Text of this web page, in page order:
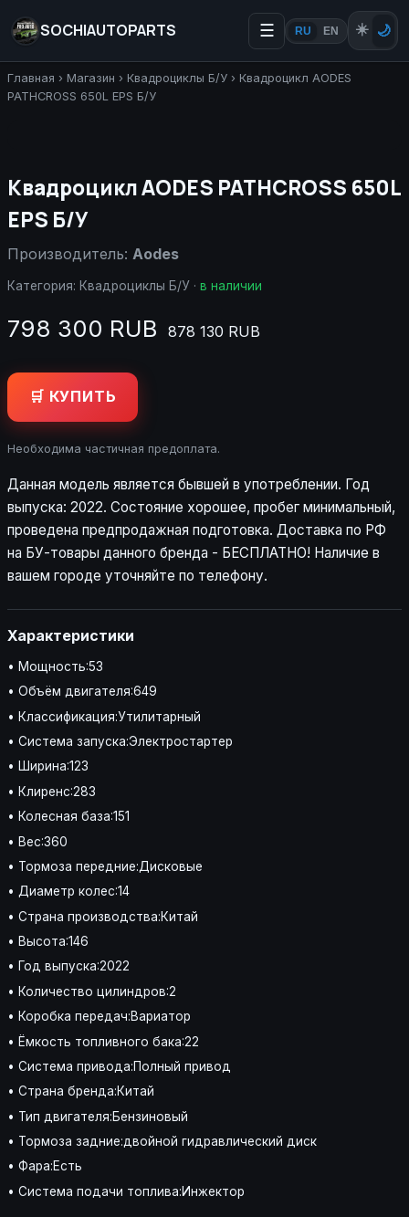
SOCHIAUTOPARTS ☰ RU EN ☀️ 🌙
Главная › Магазин › Квадроциклы Б/У › Квадроцикл AODES
PATHCROSS 650L EPS Б/У
Квадроцикл AODES PATHCROSS 650L
EPS Б/У
Производитель: Aodes
Категория: Квадроциклы Б/У · в наличии
798 300 RUB 878 130 RUB
🛒 КУПИТЬ
Необходима частичная предоплата.
Данная модель является бывшей в употреблении. Год
выпуска: 2022. Состояние хорошее, пробег минимальный,
проведена предпродажная подготовка. Доставка по РФ
на БУ-товары данного бренда - БЕСПЛАТНО! Наличие в
вашем городе уточняйте по телефону.
Характеристики
• Мощность:53
• Объём двигателя:649
• Классификация:Утилитарный
• Система запуска:Электростартер
• Ширина:123
• Клиренс:283
• Колесная база:151
• Вес:360
• Тормоза передние:Дисковые
• Диаметр колес:14
• Страна производства:Китай
• Высота:146
• Год выпуска:2022
• Количество цилиндров:2
• Коробка передач:Вариатор
• Ёмкость топливного бака:22
• Система привода:Полный привод
• Страна бренда:Китай
• Тип двигателя:Бензиновый
• Тормоза задние:двойной гидравлический диск
• Фара:Есть
• Система подачи топлива:Инжектор